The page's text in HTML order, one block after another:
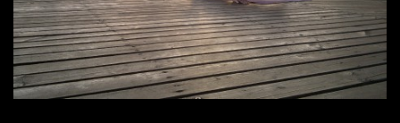
FORMY CVIČENÍ
VÝŽIVOVÉ PORADENSTVÍ